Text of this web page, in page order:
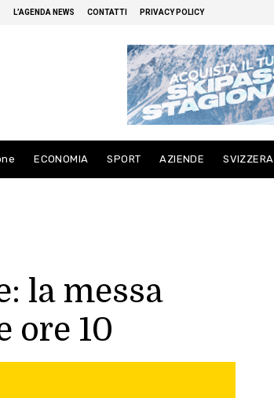
L’AGENDA NEWS CONTATTI PRIVACY POLICY
ECONOMIA SPORT AZIENDE SVIZZERA
la messa
ore 10